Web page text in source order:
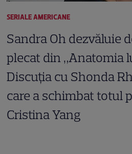
SERIALE AMERICANE
Sandra Oh dezvăluie
plecat din „Anatomia
Discuția cu Shonda
care a schimbat totul
Cristina Yang